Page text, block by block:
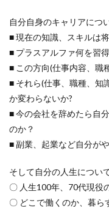
自分自身のキャリアにつ
■ 現在の知識、スキルは
■ プラスアルファ何を習
■ この方向(仕事内容、職
■ それら(仕事、職種、知
か変わらないか?
■ 今の会社を辞めたら自
のか？
■ 副業、起業など自分が
そして自分の人生につい
〇 人生100年、70代現役
〇 どこで働くのか、暮ら